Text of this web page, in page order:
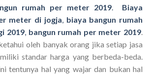
rumah per meter 2019
Biaya
meter di jogja biaya bangun rumah
2019, bangun rumah per meter 2019
oleh banyak orang jika setiap jasa
standar harga yang berbeda-beda.
tentunya hal yang wajar dan bukan hal